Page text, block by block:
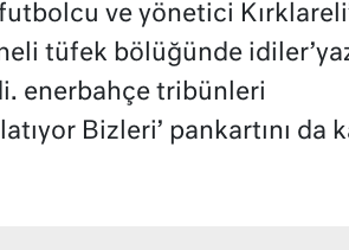
ve yönetici
tüfek bölüğünde
enerbahçe tribünleri
Bizleri’ pankartını da